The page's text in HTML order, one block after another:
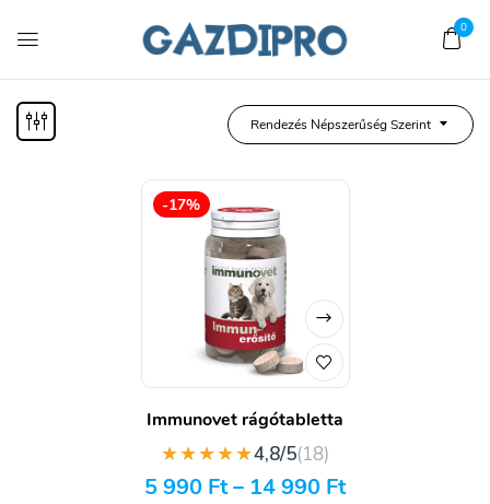
0
Rendezés Népszerűség Szerint
-17%
Immunovet rágótabletta
★★★★★4,8/5(18)
5 990 Ft– 14 990 Ft